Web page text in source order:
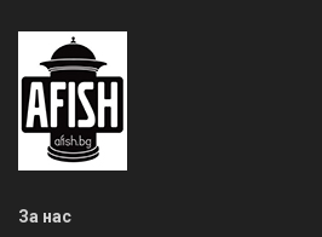
За нас